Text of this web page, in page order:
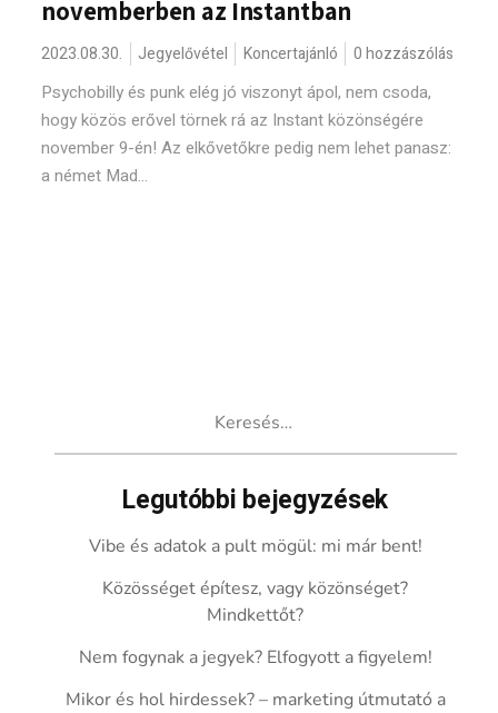
novemberben az Instantban
2023.08.30. Jegyelővétel Koncertajánló 0 hozzászólás
Psychobilly és punk elég jó viszonyt ápol, nem csoda,
hogy közös erővel törnek rá az Instant közönségére
november 9-én! Az elkővetőkre pedig nem lehet panasz:
a német Mad...
Legutóbbi bejegyzések
Vibe és adatok a pult mögül: mi már bent!
Közösséget építesz, vagy közönséget?
Mindkettőt?
Nem fogynak a jegyek? Elfogyott a figyelem!
Mikor és hol hirdessek? – marketing útmutató a